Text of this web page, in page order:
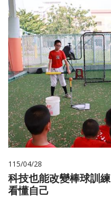
115/04/28
科技也能改變棒球訓
看懂自己